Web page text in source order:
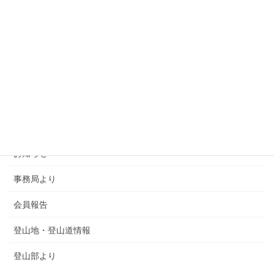
お知らせ
事務局より
会員報告
登山地・登山道情報
登山部より